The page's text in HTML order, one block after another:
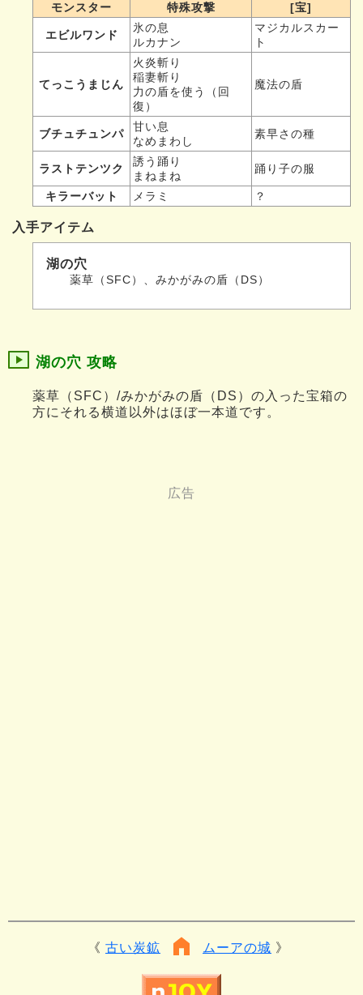
モンスター 特殊攻撃 [宝]
エビルワンド
氷の息
ルカナン
マジカルスカー
ト
てっこうまじん
火炎斬り
稲妻斬り
力の盾を使う（回
復）
魔法の盾
ブチュチュンパ
甘い息
なめまわし
素早さの種
ラストテンツク
誘う踊り
まねまね
踊り子の服
キラーバット メラミ ？
入手アイテム
湖の穴
薬草（SFC）、みかがみの盾（DS）
湖の穴 攻略
薬草（SFC）/みかがみの盾（DS）の入った宝箱の
方にそれる横道以外はほぼ一本道です。
古い炭鉱 ムーアの城